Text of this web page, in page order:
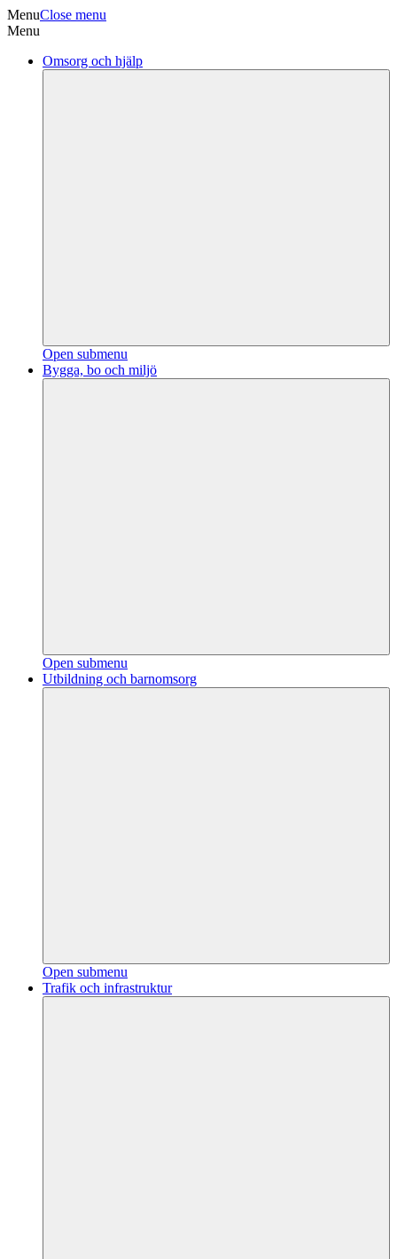
MenuClose menu
Menu
Omsorg och hjälp
Open submenu
Bygga, bo och miljö
Open submenu
Utbildning och barnomsorg
Open submenu
Trafik och infrastruktur